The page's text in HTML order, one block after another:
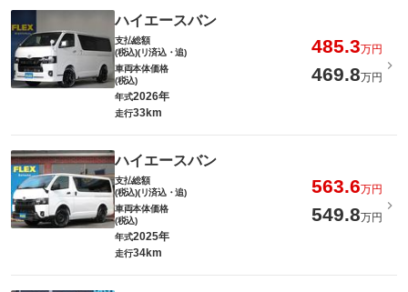
ハイエースバン
支払総額
(税込)(リ済込・追)
485.3万円
車両本体価格
(税込)
469.8万円
年式2026年
走行33km
ハイエースバン
支払総額
(税込)(リ済込・追)
563.6万円
車両本体価格
(税込)
549.8万円
年式2025年
走行34km